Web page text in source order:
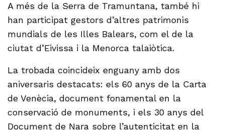
A més de la Serra de Tramuntana, també hi
han participat gestors d’altres patrimonis
mundials de les Illes Balears, com el de la
ciutat d’Eivissa i la Menorca talaiòtica.
La trobada coincideix enguany amb dos
aniversaris destacats: els 60 anys de la Carta
de Venècia, document fonamental en la
conservació de monuments, i els 30 anys del
Document de Nara sobre l’autenticitat en la